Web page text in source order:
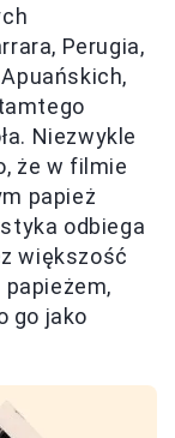
Perugia,
Niezwykle
że w filmie
papież
odbiega
większość
go jako